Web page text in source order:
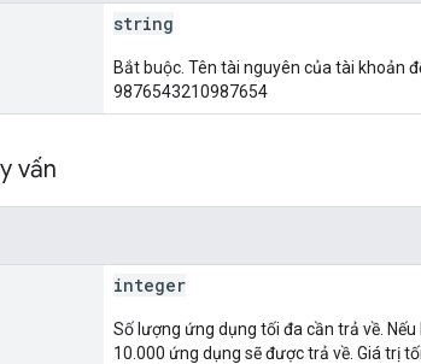
string
Bắt buộc. Tên tài nguyên của tài khoản
9876543210987654
vấn
integer
Số lượng ứng dụng tối đa cần trả về.
10.000 ứng dụng sẽ được trả về. Giá trị